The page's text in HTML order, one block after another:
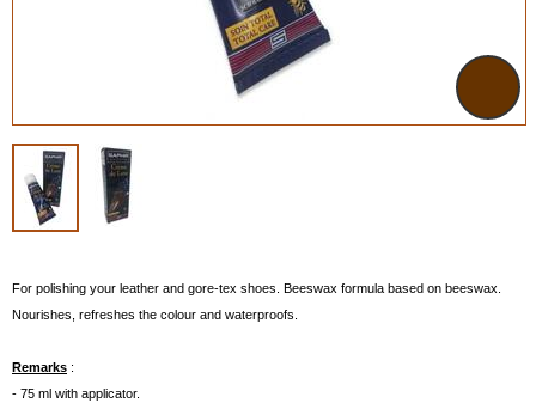
For polishing your leather and gore-tex shoes. Beeswax formula based on beeswax.
Nourishes, refreshes the colour and waterproofs.
Remarks :
- 75 ml with applicator.